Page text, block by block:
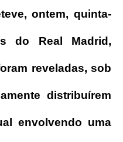
ontem, quinta-
do Real Madrid,
reveladas, sob
distribuírem
envolvendo uma